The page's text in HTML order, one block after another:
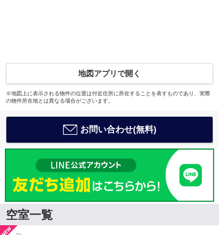
地図アプリで開く
※地図上に表示される物件の位置は付近住所に所在することを表すものであり、実際
の物件所在地とは異なる場合がございます。
お問い合わせ(無料)
空室一覧